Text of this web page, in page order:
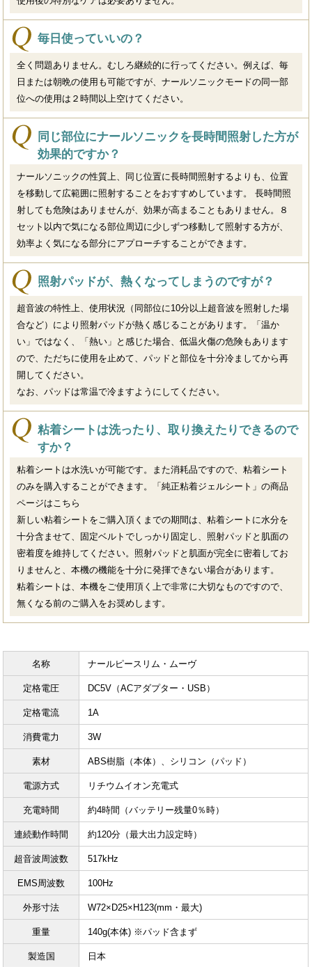
毎日使っていいの？
全く問題ありません。むしろ継続的に行ってください。例えば、毎
日または朝晩の使用も可能ですが、ナールソニックモードの同一部
位への使用は２時間以上空けてください。
同じ部位にナールソニックを長時間照射した方が
効果的ですか？
ナールソニックの性質上、同じ位置に長時間照射するよりも、位置
を移動して広範囲に照射することをおすすめしています。 長時間照
射しても危険はありませんが、効果が高まることもありません。８
セット以内で気になる部位周辺に少しずつ移動して照射する方が、
効率よく気になる部分にアプローチすることができます。
照射パッドが、熱くなってしまうのですが？
超音波の特性上、使用状況（同部位に10分以上超音波を照射した場
合など）により照射パッドが熱く感じることがあります。「温か
い」ではなく、「熱い」と感じた場合、低温火傷の危険もあります
ので、ただちに使用を止めて、パッドと部位を十分冷ましてから再
開してください。
なお、パッドは常温で冷ますようにしてください。
粘着シートは洗ったり、取り換えたりできるので
すか？
粘着シートは水洗いが可能です。また消耗品ですので、粘着シート
のみを購入することができます。「純正粘着ジェルシート」の商品
ページは こちら
新しい粘着シートをご購入頂くまでの期間は、粘着シートに水分を
十分含ませて、固定ベルトでしっかり固定し、照射パッドと肌面の
密着度を維持してください。照射パッドと肌面が完全に密着してお
りませんと、本機の機能を十分に発揮できない場合があります。
粘着シートは、本機をご使用頂く上で非常に大切なものですので、
無くなる前のご購入をお奨めします。
名称 ナールピースリム・ムーヴ
定格電圧 DC5V（ACアダプター・USB）
定格電流 1A
消費電力 3W
素材 ABS樹脂（本体）、シリコン（パッド）
電源方式 リチウムイオン充電式
充電時間 約4時間（バッテリー残量0％時）
連続動作時間 約120分（最大出力設定時）
超音波周波数 517kHz
EMS周波数 100Hz
外形寸法 W72×D25×H123(mm・最大)
重量 140g(本体) ※パッド含まず
製造国 日本